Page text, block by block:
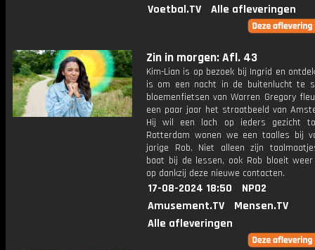
Voetbal.TV
Alle afleveringen
Zin in morgen: Afl. 43
Kim-Lian is op bezoek bij Ingrid en
is om een nacht in de buitenlucht te
bloemenfietsen van Warren Gregory
een paar jaar het straatbeeld van
Hij wil een lach op ieders gezicht
Rotterdam wonen we een taalles bij
jarige Rob. Niet alleen zijn
baat bij de lessen, ook Rob bloeit weer
op dankzij deze nieuwe contacten.
17-08-2024 18:50
NPO2
Amusement.TV
Mensen.TV
Alle afleveringen